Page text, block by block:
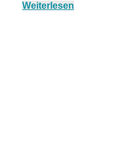
Weiterlesen